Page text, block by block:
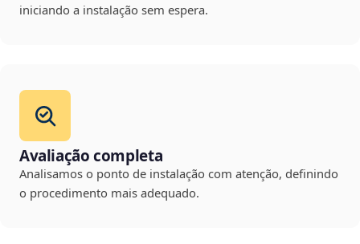
iniciando a instalação sem espera.
Avaliação completa
Analisamos o ponto de instalação com atenção, definindo
o procedimento mais adequado.